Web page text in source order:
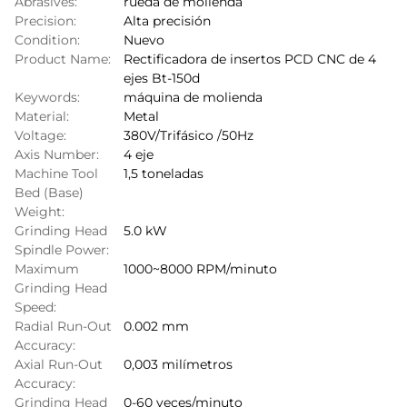
Precision:
Alta precisión
Condition:
Nuevo
Product Name:
Rectificadora de insertos PCD CNC de 4
ejes Bt-150d
Keywords:
máquina de molienda
Material:
Metal
Voltage:
380V/Trifásico /50Hz
Axis Number:
4 eje
Machine Tool
Bed (Base)
Weight:
1,5 toneladas
Grinding Head
Spindle Power:
5.0 kW
Maximum
Grinding Head
Speed:
1000~8000 RPM/minuto
Radial Run-Out
Accuracy:
0.002 mm
Axial Run-Out
Accuracy:
0,003 milímetros
Grinding Head 0-60 veces/minuto